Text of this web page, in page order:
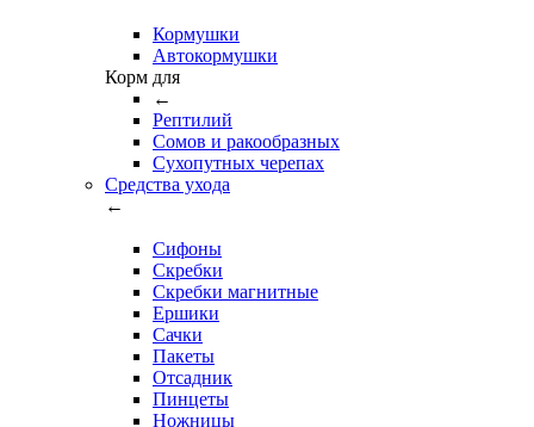
Кормушки
Автокормушки
Корм для
←
Рептилий
Сомов и ракообразных
Сухопутных черепах
Средства ухода
←
Сифоны
Скребки
Скребки магнитные
Ершики
Сачки
Пакеты
Отсадник
Пинцеты
Ножницы